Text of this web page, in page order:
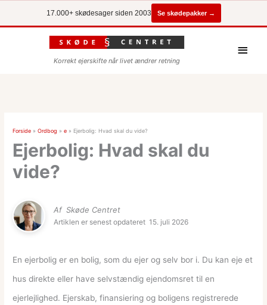
17.000+ skødesager siden 2003 Se skødepakker →
Korrekt ejerskifte når livet ændrer retning
Forside »Ordbog »e » Ejerbolig: Hvad skal du vide?
Ejerbolig: Hvad skal du
vide?
Af Skøde Centret
Artiklen er senest opdateret 15. juli 2026
En ejerbolig er en bolig, som du ejer og selv bor i. Du kan eje et
hus direkte eller have selvstændig ejendomsret til en
ejerlejlighed. Ejerskab, finansiering og boligens registrerede